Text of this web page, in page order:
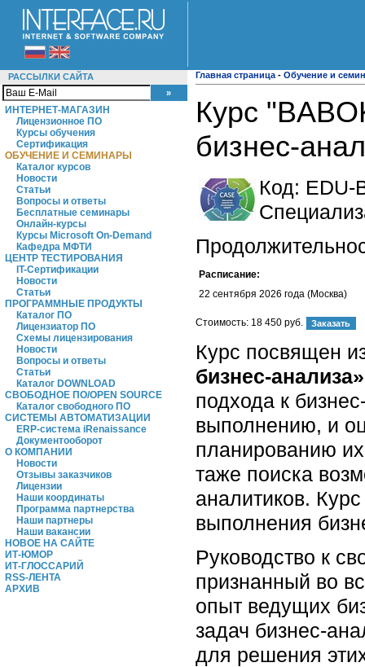
РАССЫЛКИ САЙТА
ИНТЕРНЕТ-МАГАЗИН
Лицензионное ПО
Курсы обучения
Сертификация
ОБУЧЕНИЕ И СЕМИНАРЫ
Каталог курсов
Новости
Статьи
Вопросы и ответы
Бесплатные семинары
Онлайн-курсы
Курсы Microsoft On-Demand
Кафедра МФТИ
ЦЕНТР ТЕСТИРОВАНИЯ
IT-Сертификации
Новости
Статьи
ПРОГРАММНЫЕ ПРОДУКТЫ
Каталог ПО
Лицензиатор ПО
Схемы лицензирования
Новости
Вопросы и ответы
Статьи
Каталог DOWNLOAD
СВОБОДНОЕ ПО/OPEN SOURCE
Каталог свободного ПО
СИСТЕМЫ АВТОМАТИЗАЦИИ
ERP-система iRenaissance
Документооборот
О КОМПАНИИ
Новости
Отзывы заказчиков
Лицензии
Наши координаты
Программа партнерства
Наши партнеры
Наши вакансии
НОВОЕ НА САЙТЕ
ИТ-ЮМОР
ИТ-ГЛОССАРИЙ
RSS-ЛЕНТА
АРХИВ
Главная страница - Обучение и
Курс
бизнес-
Код: EDU-
Расписание:
22 сентября 2026 года (Москва)
Стоимость: 18 450 руб.
Курс посвящен
бизнес-
подхода к
выполнению, и
планированию
таже поиска
аналитиков.
выполнения
Руководство к
признанный во
опыт ведущих
задач бизнес-
для решения